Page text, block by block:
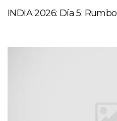
INDIA 2026: Día 5: